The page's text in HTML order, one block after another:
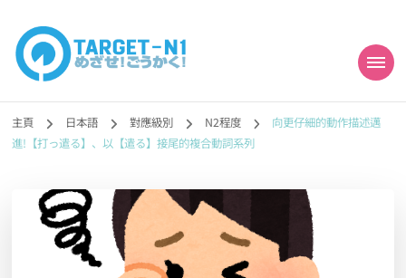
目標!!日本語能力試
N1合格
勉強コンテンツも追加予定!!】
主頁 日本語 對應級別 N2程度
向更仔細的動作描述邁
進!【打っ遣る】、以【遣る】接尾的複合動詞系列